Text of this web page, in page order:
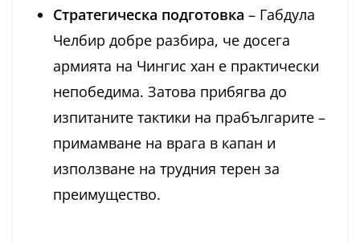
Стратегическа подготовка – Габдула
Челбир добре разбира, че досега
армията на Чингис хан е практически
непобедима. Затова прибягва до
изпитаните тактики на прабългарите –
примамване на врага в капан и
използване на трудния терен за
преимущество.